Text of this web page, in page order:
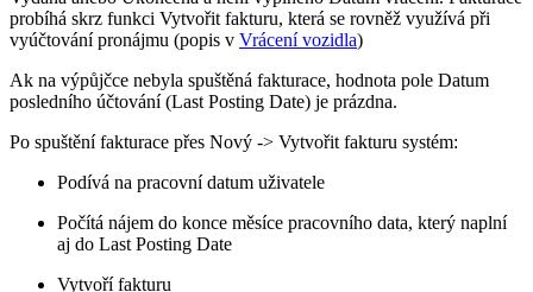
probíhá skrz funkci Vytvořit fakturu, která se rovněž využívá při
vyúčtování pronájmu (popis v Vrácení vozidla)
Ak na výpůjčce nebyla spuštěná fakturace, hodnota pole Datum
posledního účtování (Last Posting Date) je prázdna.
Po spuštění fakturace přes Nový -> Vytvořit fakturu systém:
Podívá na pracovní datum uživatele
Počítá nájem do konce měsíce pracovního data, který naplní
aj do Last Posting Date
Vytvoří fakturu